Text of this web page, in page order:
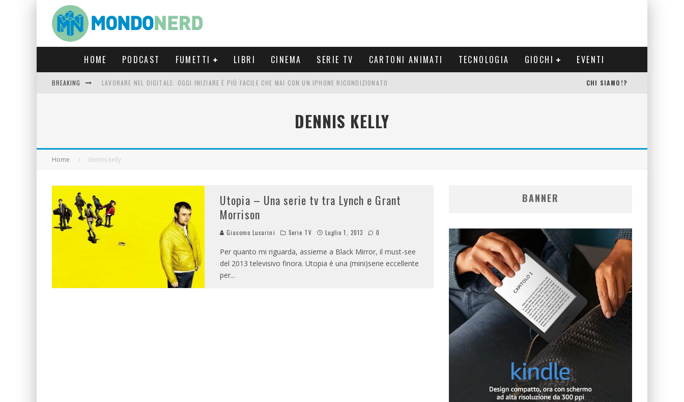
HOME PODCAST FUMETTI LIBRI CINEMA SERIE TV CARTONI ANIMATI TECNOLOGIA GIOCHI EVENTI
BREAKING LAVORARE NEL DIGITALE: OGGI INIZIARE È PIÙ FACILE CHE MAI CON UN IPHONE RICONDIZIONATO CHI SIAMO!?
DENNIS KELLY
Home dennis kelly
Utopia – Una serie tv tra Lynch e Grant
Morrison
Giacomo Lucarini Serie TV Luglio 1, 2013 0
Per quanto mi riguarda, assieme a Black Mirror, il must-see
del 2013 televisivo finora. Utopia è una (mini)serie eccellente
per...
BANNER